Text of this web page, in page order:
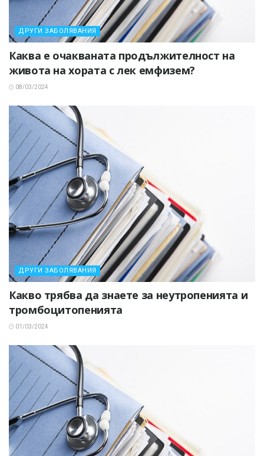
ДРУГИ ЗАБОЛЯВАНИЯ
Каква е очакваната продължителност на
живота на хората с лек емфизем?
08/03/2024
ДРУГИ ЗАБОЛЯВАНИЯ
Какво трябва да знаете за неутропенията и
тромбоцитопенията
01/03/2024